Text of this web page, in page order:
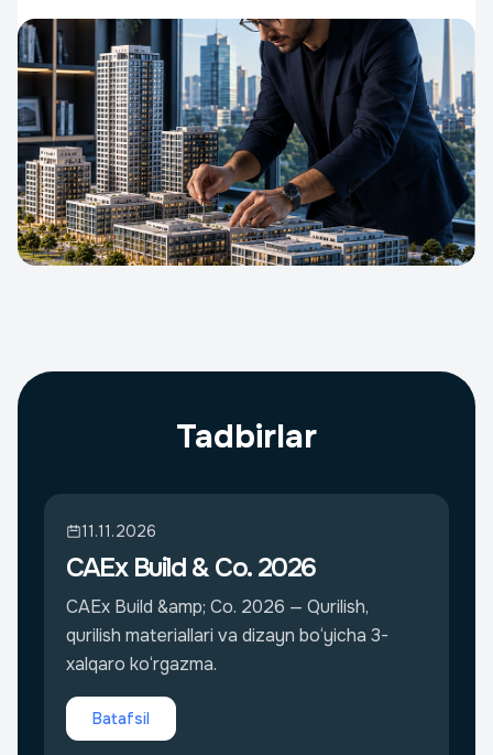
Tadbirlar
11.11.2026
CAEx Build & Co. 2026
CAEx Build &amp; Co. 2026 — Qurilish,
qurilish materiallari va dizayn bo‘yicha 3-
xalqaro ko‘rgazma.
Batafsil